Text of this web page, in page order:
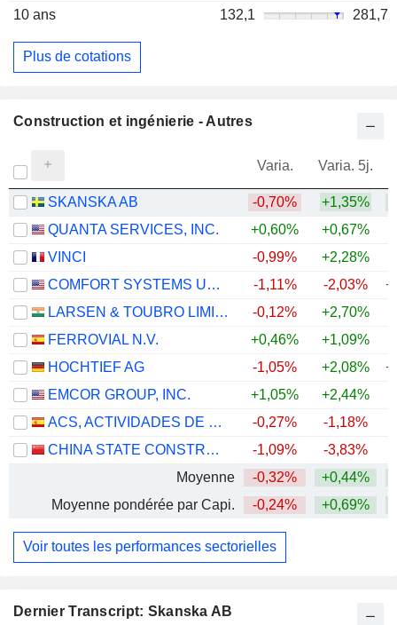
Dernier Transcript: Skanska AB
10 ans
132,1 281,7
Plus de cotations
Construction et ingénierie - Autres
Varia. Varia. 5j.
SKANSKA AB -0,70% +1,35%
QUANTA SERVICES, INC.
+0,60% +0,67%
VINCI
-0,99% +2,28%
COMFORT SYSTEMS USA, INC.
-1,11% -2,03%
LARSEN & TOUBRO LIMITED
-0,12% +2,70%
FERROVIAL N.V.
+0,46% +1,09%
HOCHTIEF AG
-1,05% +2,08%
EMCOR GROUP, INC.
+1,05% +2,44%
ACS, ACTIVIDADES DE CONSTRUCCIÓN Y SERVICIOS, S.A.
-0,27% -1,18%
CHINA STATE CONSTRUCTION ENGINEERING CORPORATION LIMITED
-1,09% -3,83%
Moyenne
-0,32% +0,44%
Moyenne pondérée par Capi.
-0,24% +0,69%
Voir toutes les performances sectorielles